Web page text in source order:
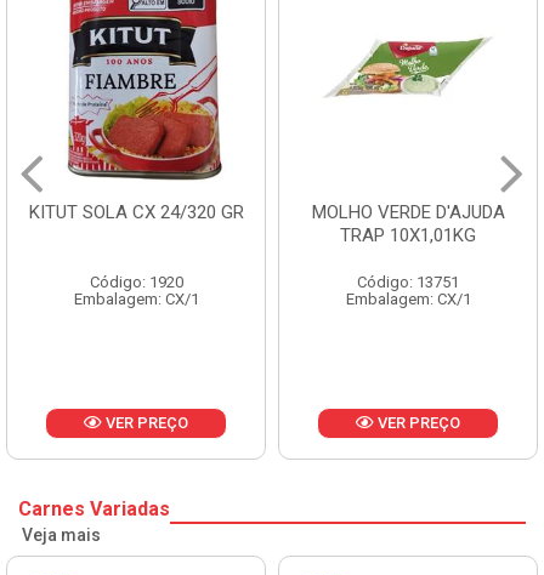
320 GR
MOLHO VERDE D'AJUDA
Embalagem: CX/1
VER PREÇO
FRUTAS
VER
Carnes Variadas
Veja mais